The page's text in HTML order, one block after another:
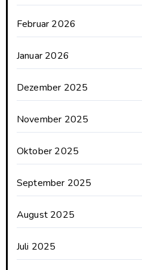
Februar 2026
Januar 2026
Dezember 2025
November 2025
Oktober 2025
September 2025
August 2025
Juli 2025